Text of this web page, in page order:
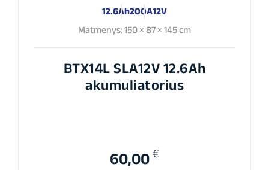
12.6Ah200A12V
Matmenys: 150 × 87 × 145 cm
BTX14L SLA12V 12.6Ah
akumuliatorius
60,00 €